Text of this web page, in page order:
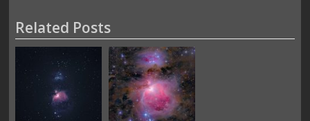
b
o
o
d
o
n
l
Related Posts